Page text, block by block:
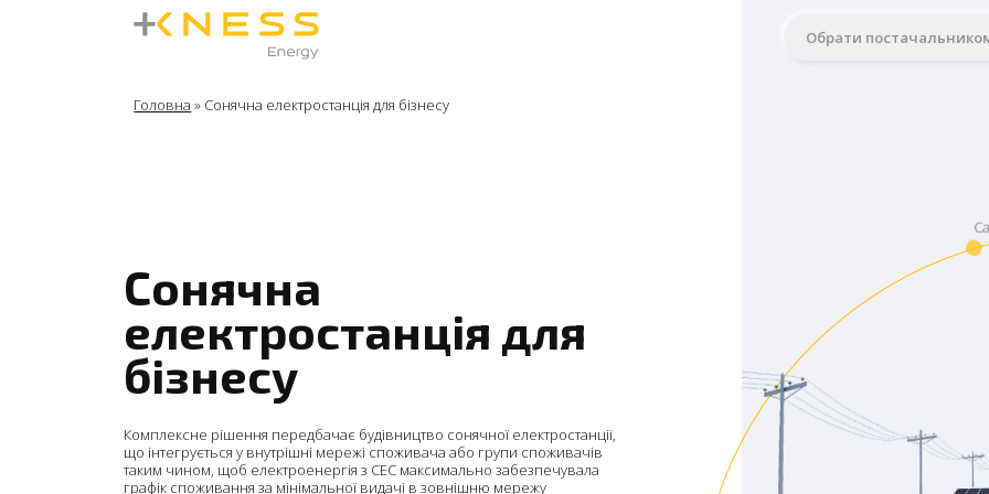
Обрати
Головна » Сонячна електростанція для бізнесу
Сонячна
електростанція для
бізнесу
Комплексне рішення передбачає будівництво сонячної електростанції,
що інтегрується у внутрішні мережі споживача або групи споживачів
таким чином, щоб електроенергія з СЕС максимально забезпечувала
графік споживання за мінімальної видачі в зовнішню мережу